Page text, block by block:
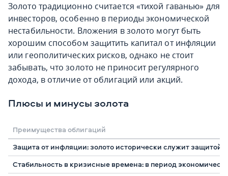
Золото традиционно считается «тихой гаванью» для
инвесторов, особенно в периоды экономической
нестабильности. Вложения в золото могут быть
хорошим способом защитить капитал от инфляции
или геополитических рисков, однако не стоит
забывать, что золото не приносит регулярного
дохода, в отличие от облигаций или акций.
Плюсы и минусы золота
Преимущества облигаций
Защита от инфляции: золото исторически служит защитой
Стабильность в кризисные времена: в период